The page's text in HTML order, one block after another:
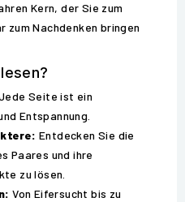
Kern, der Sie zum
zum Nachdenken bringen
Seite ist ein
Entspannung.
Entdecken Sie die
Paares und ihre
zu lösen.
Von Eifersucht bis zu